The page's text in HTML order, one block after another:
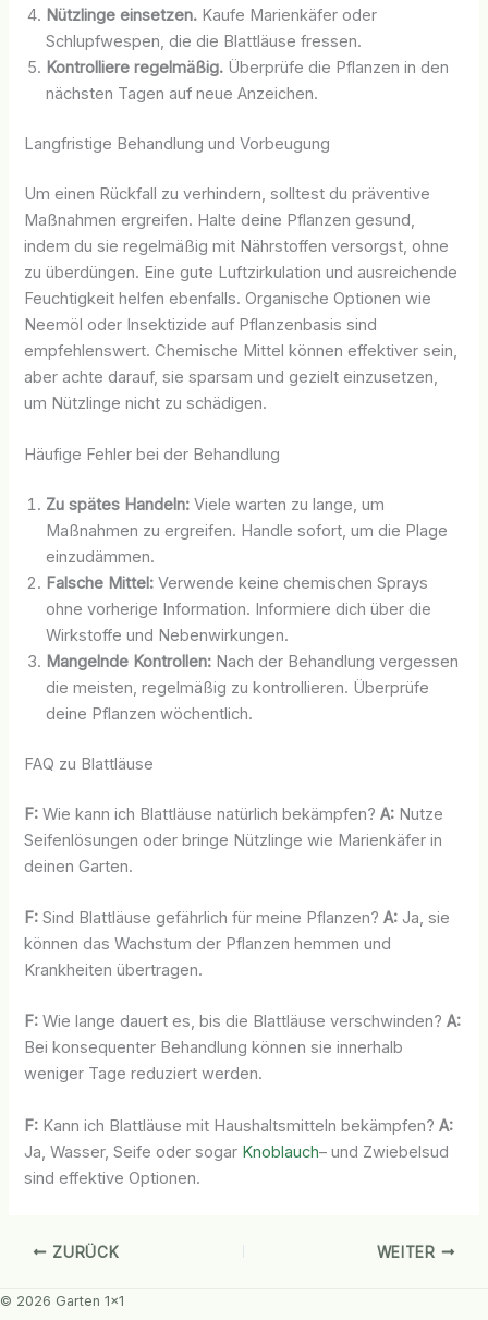
Nützlinge einsetzen. Kaufe Marienkäfer oder
Schlupfwespen, die die Blattläuse fressen.
Kontrolliere regelmäßig. Überprüfe die Pflanzen in den
nächsten Tagen auf neue Anzeichen.
Langfristige Behandlung und Vorbeugung
Um einen Rückfall zu verhindern, solltest du präventive
Maßnahmen ergreifen. Halte deine Pflanzen gesund,
indem du sie regelmäßig mit Nährstoffen versorgst, ohne
zu überdüngen. Eine gute Luftzirkulation und ausreichende
Feuchtigkeit helfen ebenfalls. Organische Optionen wie
Neemöl oder Insektizide auf Pflanzenbasis sind
empfehlenswert. Chemische Mittel können effektiver sein,
aber achte darauf, sie sparsam und gezielt einzusetzen,
um Nützlinge nicht zu schädigen.
Häufige Fehler bei der Behandlung
Zu spätes Handeln: Viele warten zu lange, um
Maßnahmen zu ergreifen. Handle sofort, um die Plage
einzudämmen.
Falsche Mittel: Verwende keine chemischen Sprays
ohne vorherige Information. Informiere dich über die
Wirkstoffe und Nebenwirkungen.
Mangelnde Kontrollen: Nach der Behandlung vergessen
die meisten, regelmäßig zu kontrollieren. Überprüfe
deine Pflanzen wöchentlich.
FAQ zu Blattläuse
F: Wie kann ich Blattläuse natürlich bekämpfen?A: Nutze
Seifenlösungen oder bringe Nützlinge wie Marienkäfer in
deinen Garten.
F: Sind Blattläuse gefährlich für meine Pflanzen?A: Ja, sie
können das Wachstum der Pflanzen hemmen und
Krankheiten übertragen.
F: Wie lange dauert es, bis die Blattläuse verschwinden?A:
Bei konsequenter Behandlung können sie innerhalb
weniger Tage reduziert werden.
F: Kann ich Blattläuse mit Haushaltsmitteln bekämpfen?A:
Ja, Wasser, Seife oder sogar Knoblauch– und Zwiebelsud
sind effektive Optionen.
ZURÜCK WEITER
© 2026 Garten 1x1